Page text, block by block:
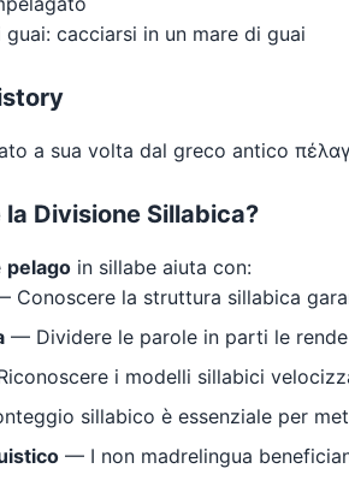
cacciarsi in un mare di guai
a sua volta dal greco antico
Divisione Sillabica?
pelago in sillabe aiuta con:
Conoscere la struttura sillabica
— Dividere le parole in parti le
i modelli sillabici
sillabico è essenziale per
— I non madrelingua